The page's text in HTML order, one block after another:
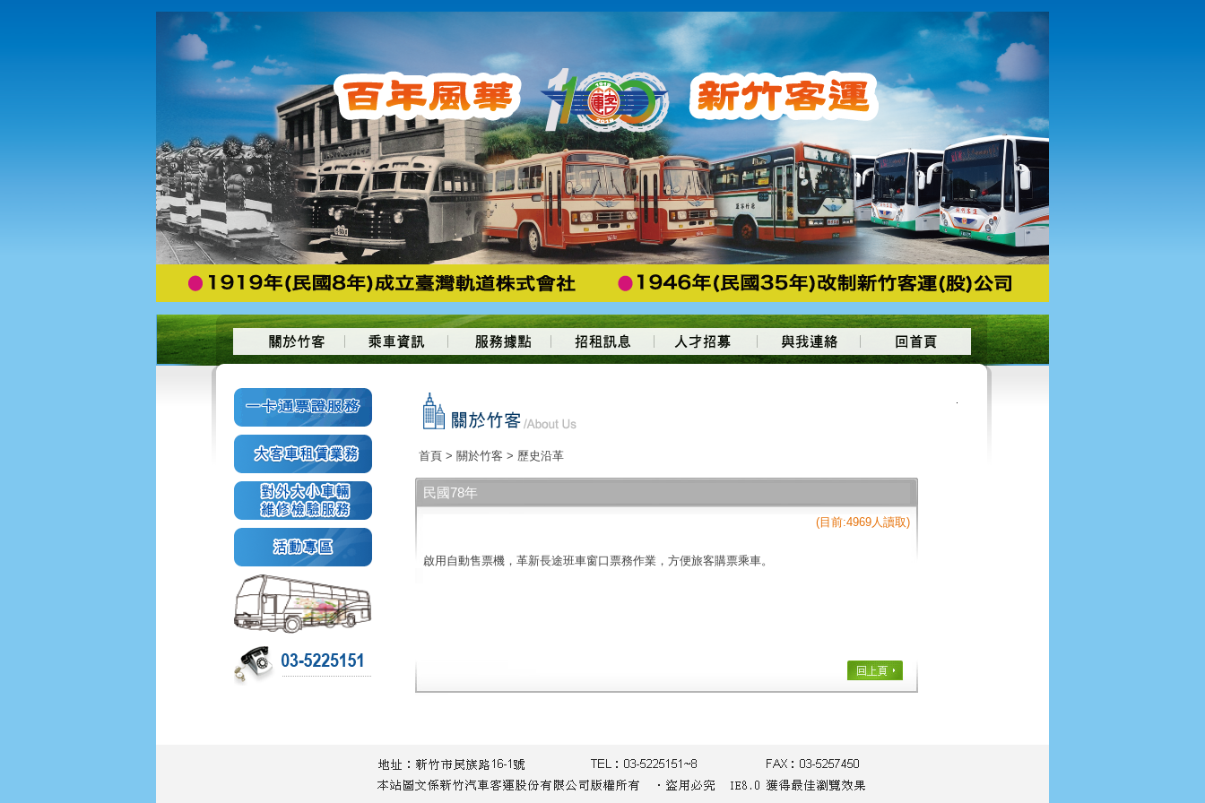
首頁 > 關於竹客 > 歷史沿革
民國78年
(目前:4969人讀取)
啟用自動售票機，革新長途班車窗口票務作業，方便旅客購票乘車。